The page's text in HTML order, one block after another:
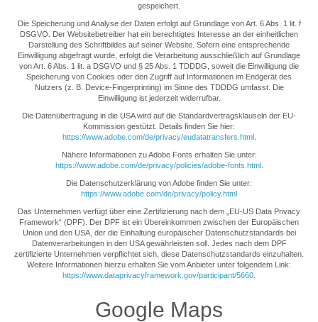
gespeichert.
Die Speicherung und Analyse der Daten erfolgt auf Grundlage von Art. 6 Abs. 1 lit. f
DSGVO. Der Websitebetreiber hat ein berechtigtes Interesse an der einheitlichen
Darstellung des Schriftbildes auf seiner Website. Sofern eine entsprechende
Einwilligung abgefragt wurde, erfolgt die Verarbeitung ausschließlich auf Grundlage
von Art. 6 Abs. 1 lit. a DSGVO und § 25 Abs. 1 TDDDG, soweit die Einwilligung die
Speicherung von Cookies oder den Zugriff auf Informationen im Endgerät des
Nutzers (z. B. Device-Fingerprinting) im Sinne des TDDDG umfasst. Die
Einwilligung ist jederzeit widerrufbar.
Die Datenübertragung in die USA wird auf die Standardvertragsklauseln der EU-
Kommission gestützt. Details finden Sie hier:
https://www.adobe.com/de/privacy/eudatatransfers.html.
Nähere Informationen zu Adobe Fonts erhalten Sie unter:
https://www.adobe.com/de/privacy/policies/adobe-fonts.html.
Die Datenschutzerklärung von Adobe finden Sie unter:
https://www.adobe.com/de/privacy/policy.html
Das Unternehmen verfügt über eine Zertifizierung nach dem „EU-US Data Privacy
Framework“ (DPF). Der DPF ist ein Übereinkommen zwischen der Europäischen
Union und den USA, der die Einhaltung europäischer Datenschutzstandards bei
Datenverarbeitungen in den USA gewährleisten soll. Jedes nach dem DPF
zertifizierte Unternehmen verpflichtet sich, diese Datenschutzstandards einzuhalten.
Weitere Informationen hierzu erhalten Sie vom Anbieter unter folgendem Link:
https://www.dataprivacyframework.gov/participant/5660
Google Maps